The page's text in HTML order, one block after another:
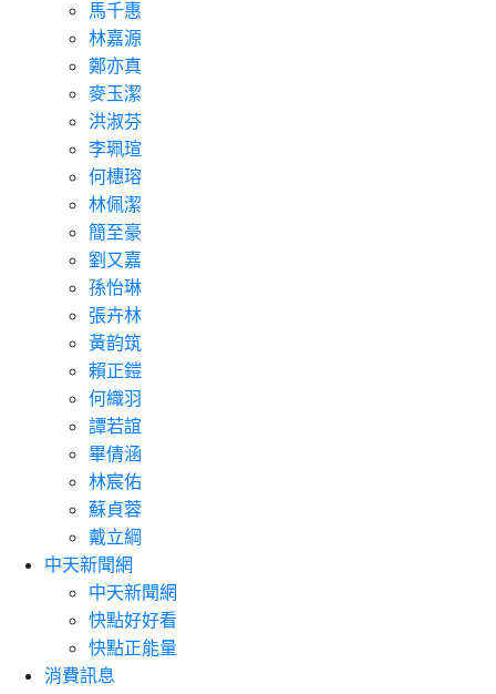
馬千惠
林嘉源
鄭亦真
麥玉潔
洪淑芬
李珮瑄
何橞瑢
林佩潔
簡至豪
劉又嘉
孫怡琳
張卉林
黃韵筑
賴正鎧
何織羽
譚若誼
畢倩涵
林宸佑
蘇貞蓉
戴立綱
中天新聞網
中天新聞網
快點好好看
快點正能量
消費訊息